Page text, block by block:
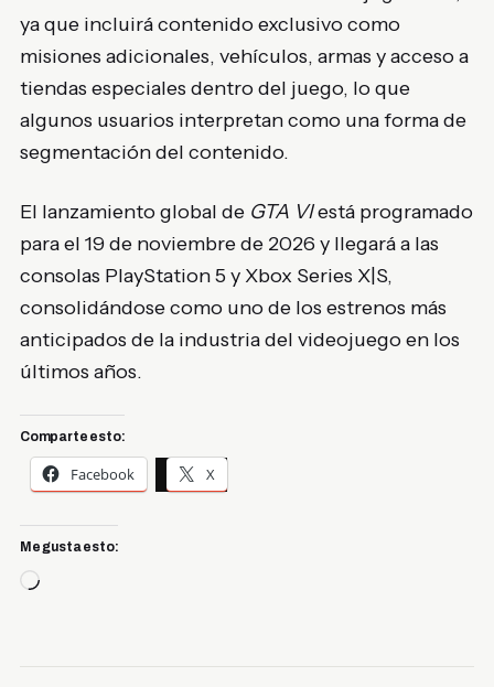
ya que incluirá contenido exclusivo como
misiones adicionales, vehículos, armas y acceso a
tiendas especiales dentro del juego, lo que
algunos usuarios interpretan como una forma de
segmentación del contenido.
El lanzamiento global de GTA VIestá programado
para el 19 de noviembre de 2026 y llegará a las
consolas PlayStation 5 y Xbox Series X|S,
consolidándose como uno de los estrenos más
anticipados de la industria del videojuego en los
últimos años.
Comparte esto:
Facebook X
Me gusta esto:
Cargando...